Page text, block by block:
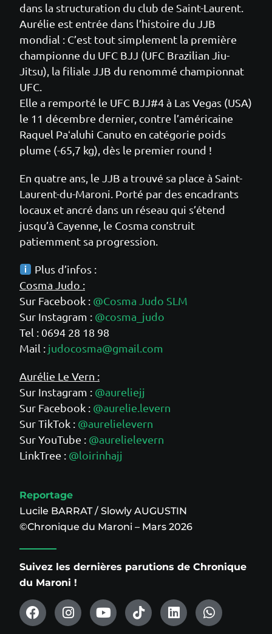
dans la structuration du club de Saint-Laurent.
Aurélie est entrée dans l’histoire du JJB
mondial : C’est tout simplement la première
championne du UFC BJJ (UFC Brazilian Jiu-
Jitsu), la filiale JJB du renommé championnat
UFC.
Elle a remporté le UFC BJJ#4 à Las Vegas (USA)
le 11 décembre dernier, contre l’américaine
Raquel Paʻaluhi Canuto en catégorie poids
plume (-65,7 kg), dès le premier round !
En quatre ans, le JJB a trouvé sa place à Saint-
Laurent-du-Maroni. Porté par des encadrants
locaux et ancré dans un réseau qui s’étend
jusqu’à Cayenne, le Cosma construit
patiemment sa progression.
Plus d’infos :
Cosma Judo :
Sur Facebook : @Cosma Judo SLM
Sur Instagram : @cosma_judo
Tel : 0694 28 18 98
Mail : judocosma@gmail.com
Aurélie Le Vern :
Sur Instagram : @aureliejj
Sur Facebook : @aurelie.levern
Sur TikTok : @aurelielevern
Sur YouTube : @aurelielevern
LinkTree : @loirinhajj
Reportage
Lucile BARRAT / Slowly AUGUSTIN
©Chronique du Maroni – Mars 2026
Suivez les dernières parutions de Chronique
du Maroni !